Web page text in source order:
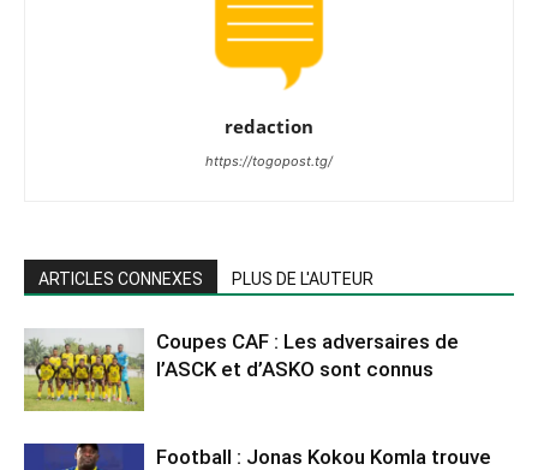
redaction
https://togopost.tg/
ARTICLES CONNEXES PLUS DE L'AUTEUR
Coupes CAF : Les adversaires de
l’ASCK et d’ASKO sont connus
Football : Jonas Kokou Komla trouve